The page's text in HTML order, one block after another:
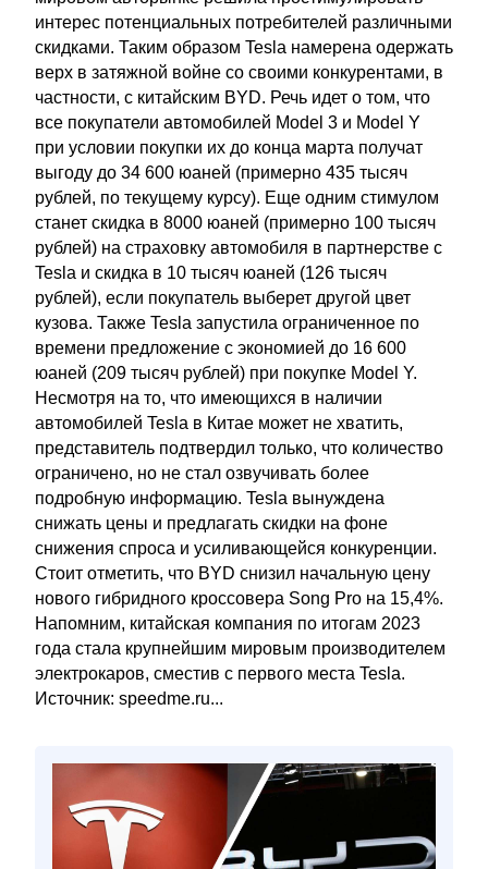
интерес потенциальных потребителей различными
скидками. Таким образом Tesla намерена одержать
верх в затяжной войне со своими конкурентами, в
частности, с китайским BYD. Речь идет о том, что
все покупатели автомобилей Model 3 и Model Y
при условии покупки их до конца марта получат
выгоду до 34 600 юаней (примерно 435 тысяч
рублей, по текущему курсу). Еще одним стимулом
станет скидка в 8000 юаней (примерно 100 тысяч
рублей) на страховку автомобиля в партнерстве с
Tesla и скидка в 10 тысяч юаней (126 тысяч
рублей), если покупатель выберет другой цвет
кузова. Также Tesla запустила ограниченное по
времени предложение с экономией до 16 600
юаней (209 тысяч рублей) при покупке Model Y.
Несмотря на то, что имеющихся в наличии
автомобилей Tesla в Китае может не хватить,
представитель подтвердил только, что количество
ограничено, но не стал озвучивать более
подробную информацию. Tesla вынуждена
снижать цены и предлагать скидки на фоне
снижения спроса и усиливающейся конкуренции.
Стоит отметить, что BYD снизил начальную цену
нового гибридного кроссовера Song Pro на 15,4%.
Напомним, китайская компания по итогам 2023
года стала крупнейшим мировым производителем
электрокаров, сместив с первого места Tesla.
Источник: speedme.ru...